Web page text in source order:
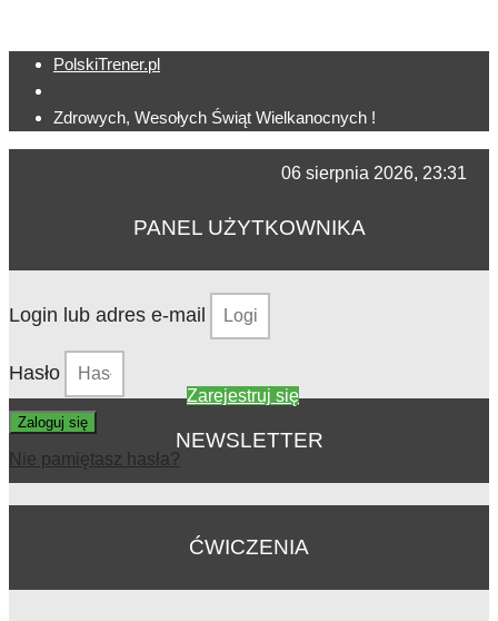
PolskiTrener.pl
Zdrowych, Wesołych Świąt Wielkanocnych !
06 sierpnia 2026, 23:31
PANEL UŻYTKOWNIKA
Login lub adres e-mail
Hasło
Zaloguj się
Nie pamiętasz hasła?
Zarejestruj się
NEWSLETTER
ĆWICZENIA